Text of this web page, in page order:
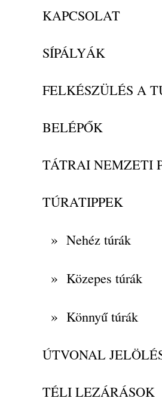
KAPCSOLAT
SÍPÁLYÁK
FELKÉSZÜLÉS A
BELÉPŐK
TÁTRAI NEMZETI
TÚRATIPPEK
» Nehéz túrák
» Közepes túrák
» Könnyű túrák
ÚTVONAL
TÉLI LEZÁRÁSOK